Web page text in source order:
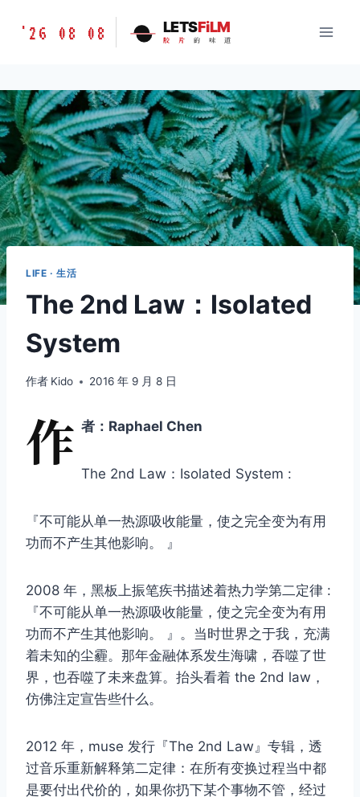
胶
味
道
LETSFILM
'26 08 08 LETSFiLM
胶 片 的 味 道
LIFE · 生活
The 2nd Law：Isolated
System
作者 Kido 2016 年 9 月 8 日
作 者：Raphael Chen
The 2nd Law：Isolated System :
『不可能从单一热源吸收能量，使之完全变为有用
功而不产生其他影响。 』
2008 年，黑板上振笔疾书描述着热力学第二定律 :
『不可能从单一热源吸收能量，使之完全变为有用
功而不产生其他影响。 』。当时世界之于我，充满
着未知的尘霾。那年金融体系发生海啸，吞噬了世
界，也吞噬了未来盘算。抬头看着 the 2nd law，
仿佛注定宣告些什么。
2012 年，muse 发行『The 2nd Law』专辑，透
过音乐重新解释第二定律：在所有变换过程当中都
是要付出代价的，如果你扔下某个事物不管，经过